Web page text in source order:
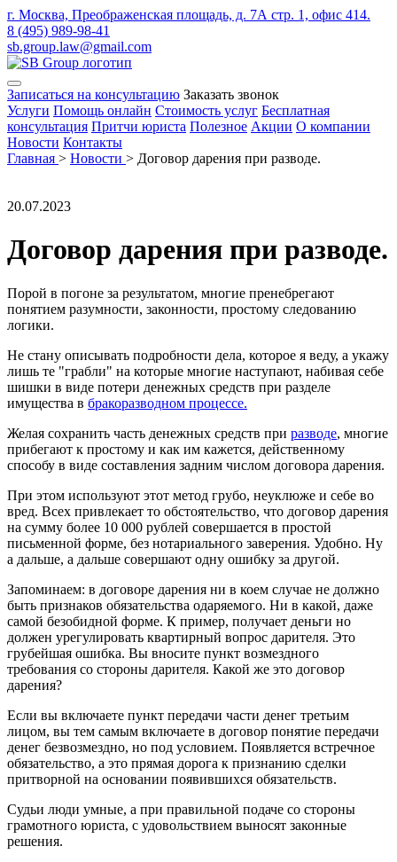
г. Москва, Преображенская площадь, д. 7А стр. 1, офис 414.
8 (495) 989-98-41
sb.group.law@gmail.com
Записаться на консультацию Заказать звонок
Услуги Помощь онлайн Стоимость услуг Бесплатная
консультация Притчи юриста Полезное Акции О компании
Новости Контакты
Главная > Новости > Договор дарения при разводе.
20.07.2023
Договор дарения при разводе.
Порой в погоне за результатом, многие пренебрегают
понятием разумности, законности, простому следованию
логики.
Не стану описывать подробности дела, которое я веду, а укажу
лишь те "грабли" на которые многие наступают, набивая себе
шишки в виде потери денежных средств при разделе
имущества в бракоразводном процессе.
Желая сохранить часть денежных средств при разводе, многие
прибегают к простому и как им кажется, действенному
способу в виде составления задним числом договора дарения.
При этом используют этот метод грубо, неуклюже и себе во
вред. Всех привлекает то обстоятельство, что договор дарения
на сумму более 10 000 рублей совершается в простой
письменной форме, без нотариального заверения. Удобно. Ну
а дальше, а дальше совершают одну ошибку за другой.
Запоминаем: в договоре дарения ни в коем случае не должно
быть признаков обязательства одаряемого. Ни в какой, даже
самой безобидной форме. К пример, получает деньги но
должен урегулировать квартирный вопрос дарителя. Это
грубейшая ошибка. Вы вносите пункт возмездного
требования со стороны дарителя. Какой же это договор
дарения?
Если вы включаете пункт передачи части денег третьим
лицом, вы тем самым включаете в договор понятие передачи
денег безвозмездно, но под условием. Появляется встречное
обязательство, а это прямая дорога к признанию сделки
притворной на основании появившихся обязательств.
Судьи люди умные, а при правильной подаче со стороны
грамотного юриста, с удовольствием выносят законные
решения.